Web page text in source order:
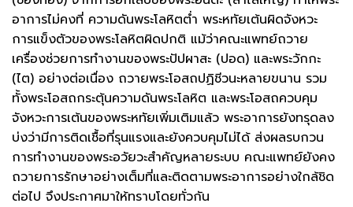
อาการไม่คงที่ ความดันพระโลหิตต่ำ พระหทัยเต้นผิดจังหวะ
การแข็งตัวของพระโลหิตผิดปกติ แม้ว่าคณะแพทย์ถวาย
เครื่องช่วยการทำงานของพระปัปผาสะ (ปอด) และพระวักกะ
(ไต) อย่างต่อเนื่อง ถวายพระโอสถปฏิชีวนะหลายขนาน รวม
ทั้งพระโอสถกระตุ้นความดันพระโลหิต และพระโอสถควบคุม
จังหวะการเต้นของพระหทัยเพิ่มเติมแล้ว พระอาการยังทรุดลง
บ่งว่ามีการติดเชื้อที่รุนแรงและยังควบคุมไม่ได้ ส่งผลรบกวน
การทำงานของพระอวัยวะสำคัญหลายระบบ คณะแพทย์ยังคง
ถวายการรักษาอย่างเต็มที่และติดตามพระอาการอย่างใกล้ชิด
ต่อไป จึงประกาศมาให้ทราบโดยทั่วกัน